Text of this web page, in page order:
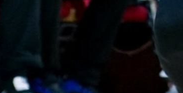
Suomen 16-
vuotiaat
suuntaavat B-